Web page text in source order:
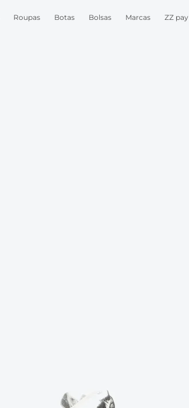
Roupas Botas Bolsas Marcas ZZ pay